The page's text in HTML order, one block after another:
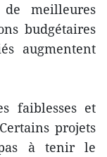
meilleures
budgétaires
augmentent
faiblesses et
projets
à tenir le